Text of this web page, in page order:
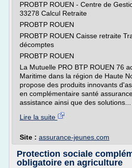
PROBTP ROUEN - Centre de
33278 Calcul Retraite
PROBTP ROUEN
PROBTP ROUEN Caisse retraite
décomptes
PROBTP ROUEN
La Mutuelle PRO BTP ROUEN 76
Maritime dans la région de Haute
propose des produits innovants
en complémentaire santé
assistance ainsi que des solutions...
Lire la suite
Site : assurance-jeunes.com
Protection sociale
obligatoire en agriculture